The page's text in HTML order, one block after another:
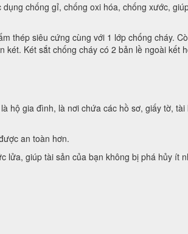
chống gỉ, chống oxi hóa, chống xước,
thép siêu cứng cùng với 1 lớp chống cháy.
Két sắt chống cháy có 2 bản lề ngoài kết
hộ gia đình, là nơi chứa các hồ sơ, giấy tờ, tài
an toàn hơn.
lửa, giúp tài sản của bạn không bị phá hủy ít